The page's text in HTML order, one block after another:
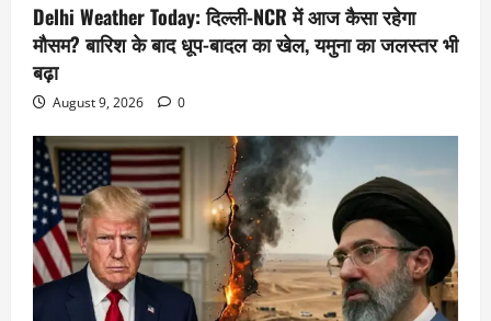
Delhi Weather Today: दिल्ली-NCR में आज कैसा रहेगा
मौसम? बारिश के बाद धूप-बादल का खेल, यमुना का जलस्तर भी
बढ़ा
August 9, 2026 0